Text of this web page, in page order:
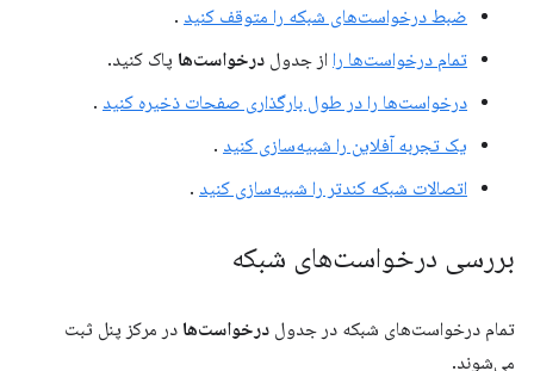
ضبط درخواست‌های شبکه را متوقف کنید .
تمام درخواست‌ها را از جدول درخواست‌ها پاک کنید.
درخواست‌ها را در طول بارگذاری صفحات ذخیره کنید .
یک تجربه آفلاین را شبیه‌سازی کنید .
اتصالات شبکه کندتر را شبیه‌سازی کنید .
بررسی درخواست‌های شبکه
تمام درخواست‌های شبکه در جدول درخواست‌ها در مرکز پنل ثبت
می‌شوند.